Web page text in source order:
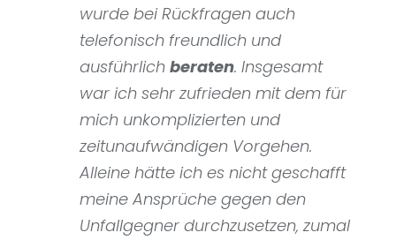
wurde bei Rückfragen auch
telefonisch freundlich und
ausführlich beraten. Insgesamt
war ich sehr zufrieden mit dem für
mich unkomplizierten und
zeitunaufwändigen Vorgehen.
Alleine hätte ich es nicht geschafft
meine Ansprüche gegen den
Unfallgegner durchzusetzen, zumal